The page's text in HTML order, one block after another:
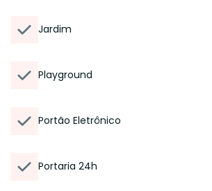
Jardim
Playground
Portão Eletrônico
Portaria 24h